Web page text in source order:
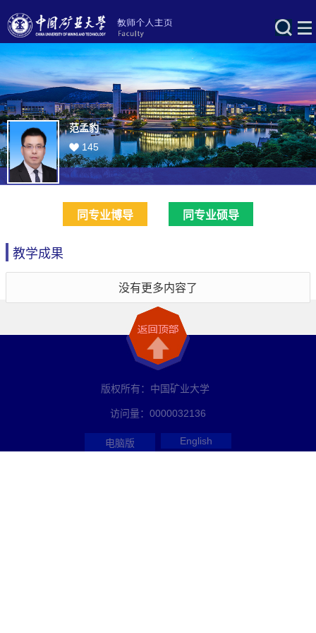
范孟豹
145
同专业博导 同专业硕导
教学成果
没有更多内容了
版权所有：中国矿业大学
访问量： 0000032136
电脑版 English